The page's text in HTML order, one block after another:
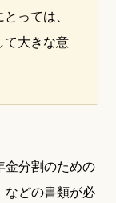
っては、
て大きな意
金分割のための
などの書類が必